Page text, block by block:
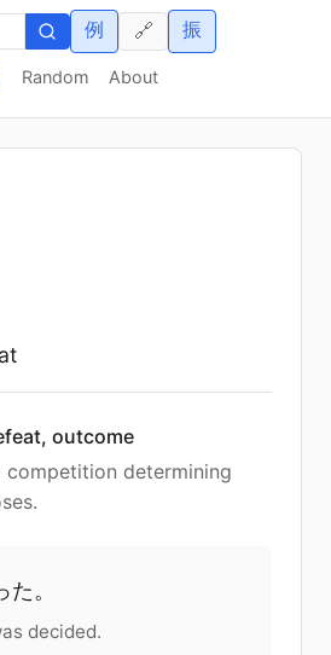
Random About
例 振
🔗
outcome
competition determining
た 。
decided.